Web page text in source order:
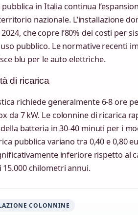
in Italia continua
nazionale. L’installazione
che copre l’80% dei costi per
pubblico. Le normative recenti
blu per le auto elettriche.
di ricarica
richiede generalmente 6-8 ore
da 7 kW. Le colonnine di ricarica
della batteria in 30-40 minuti per i
pubblica variano tra 0,40 e 0,80
inferiore rispetto al
chilometri annui.
COLONNINE